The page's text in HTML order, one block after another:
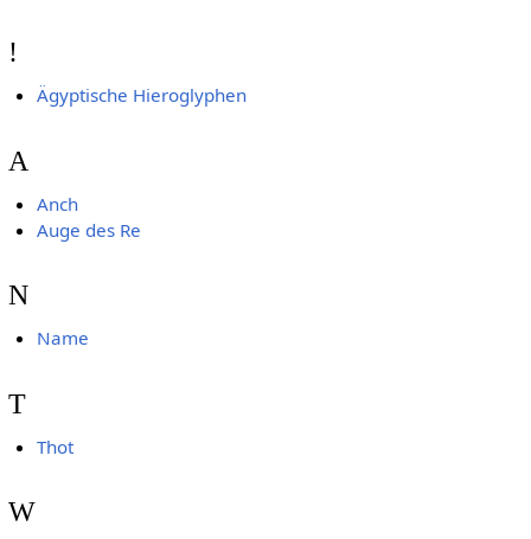
!
Ägyptische Hieroglyphen
A
Anch
Auge des Re
N
Name
T
Thot
W